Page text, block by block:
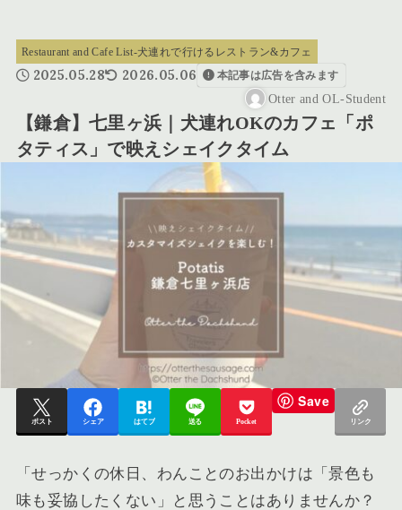
Restaurant and Cafe List-犬連れで行けるレストラン&カフェ
2025.05.28 2026.05.06 本記事は広告を含みます
Otter and OL-Student
【鎌倉】七里ヶ浜｜犬連れOKのカフェ「ポ
タティス」で映えシェイクタイム
ポスト シェア はてブ 送る Pocket
Save
リンク
「せっかくの休日、わんことのお出かけは「景色も
味も妥協したくない」と思うことはありませんか？